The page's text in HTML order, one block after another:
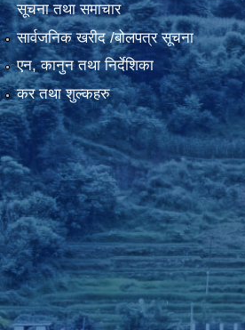
सूचना तथा समाचार
सार्वजनिक खरीद /बोलपत्र सूचना
एन, कानुन तथा निर्देशिका
कर तथा शुल्कहरु